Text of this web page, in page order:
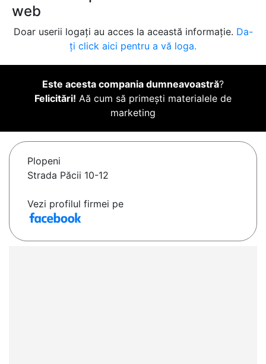
web
Doar userii logați au acces la această informație. Da-
ți click aici pentru a vă loga.
Este acesta compania dumneavoastră?
Felicitări! Aă cum să primești materialele de
marketing
Plopeni
Strada Păcii 10-12
Vezi profilul firmei pe